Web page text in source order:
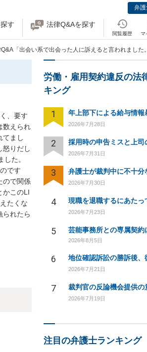
弁護
す 法律Q&Aを探す
閲覧履歴 マ
「出会い系で出会った人に訴えると言われました
、要す
数えられ
てまし
怒りだし
た。
です
ので関係
かこのLI
たくな
られたら
労働・雇用契約違反の法
キング
1
2026年7月28日
2
2026年7月31日
3
2026年7月30日
4
2026年7月23日
5
2026年8月5日
6
2026年7月21日
7
2026年7月19日
注目の弁護士ランキング